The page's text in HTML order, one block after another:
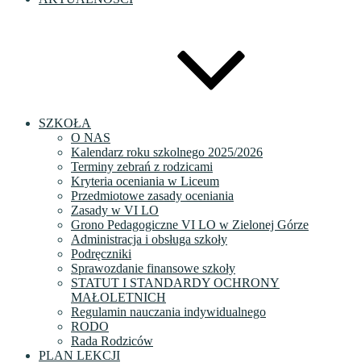
SZKOŁA
O NAS
Kalendarz roku szkolnego 2025/2026
Terminy zebrań z rodzicami
Kryteria oceniania w Liceum
Przedmiotowe zasady oceniania
Zasady w VI LO
Grono Pedagogiczne VI LO w Zielonej Górze
Administracja i obsługa szkoły
Podręczniki
Sprawozdanie finansowe szkoły
STATUT I STANDARDY OCHRONY
MAŁOLETNICH
Regulamin nauczania indywidualnego
RODO
Rada Rodziców
PLAN LEKCJI